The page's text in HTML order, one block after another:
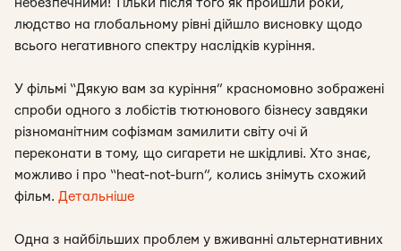
небезпечними! Тільки після того як пройшли роки,
людство на глобальному рівні дійшло висновку щодо
всього негативного спектру наслідків куріння.
У фільмі “Дякую вам за куріння” красномовно зображені
спроби одного з лобістів тютюнового бізнесу завдяки
різноманітним софізмам замилити світу очі й
переконати в тому, що сигарети не шкідливі. Хто знає,
можливо і про “heat-not-burn”, колись знімуть схожий
фільм. Детальніше
Одна з найбільших проблем у вживанні альтернативних